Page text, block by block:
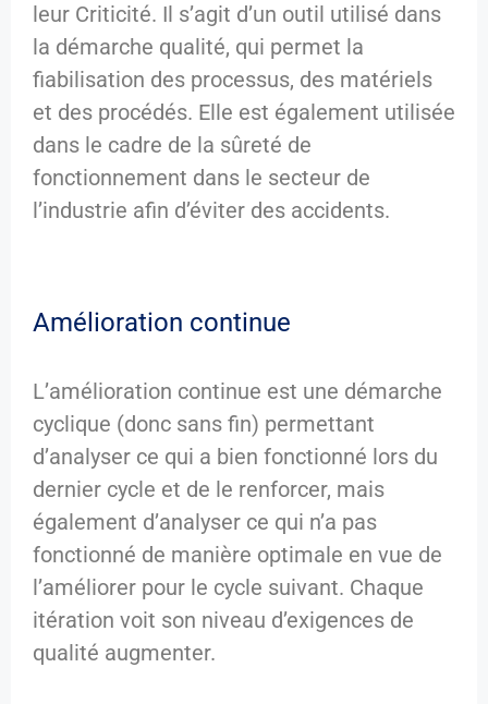
leur Criticité. Il s’agit d’un outil utilisé dans
la démarche qualité, qui permet la
fiabilisation des processus, des matériels
et des procédés. Elle est également utilisée
dans le cadre de la sûreté de
fonctionnement dans le secteur de
l’industrie afin d’éviter des accidents.
Amélioration continue
L’amélioration continue est une démarche
cyclique (donc sans fin) permettant
d’analyser ce qui a bien fonctionné lors du
dernier cycle et de le renforcer, mais
également d’analyser ce qui n’a pas
fonctionné de manière optimale en vue de
l’améliorer pour le cycle suivant. Chaque
itération voit son niveau d’exigences de
qualité augmenter.